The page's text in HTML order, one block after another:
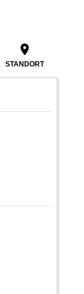
STANDORT